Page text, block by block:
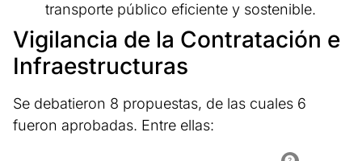
transporte público eficiente y sostenible.
Vigilancia de la Contratación e
Infraestructuras
Se debatieron 8 propuestas, de las cuales 6
fueron aprobadas. Entre ellas: